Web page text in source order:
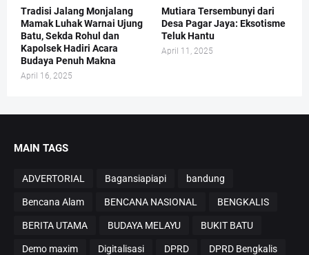
Tradisi Jalang Monjalang
Mamak Luhak Warnai Ujung
Batu, Sekda Rohul dan
Kapolsek Hadiri Acara
Budaya Penuh Makna
April 16, 2025
Mutiara Tersembunyi dari
Desa Pagar Jaya: Eksotisme
Teluk Hantu
April 11, 2025
MAIN TAGS
ADVERTORIAL Bagansiapiapi bandung
Bencana Alam BENCANA NASIONAL BENGKALIS
BERITA UTAMA BUDAYA MELAYU BUKIT BATU
Demo maxim Digitalisasi DPRD DPRD Bengkalis